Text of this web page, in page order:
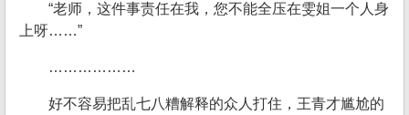
“老师，这件事责任在我，您不能全压在雯姐一个人身
上呀……”
………………
好不容易把乱七八糟解释的众人打住，王青才尴尬的